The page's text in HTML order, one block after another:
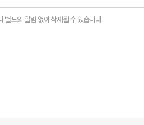
별도의 알림 없이 삭제될 수 있습니다.